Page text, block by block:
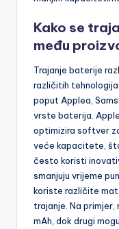
Kako se
među
Trajanje baterije
različitih
poput Applea,
vrste baterija.
optimizira softver
veće kapacitete,
često koristi
smanjuju vrijeme
koriste različite
trajanje. Na
mAh, dok drugi